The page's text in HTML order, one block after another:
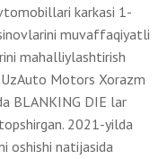
karkasi 1-
muvaffaqiyatli
mahalliylashtirish
Motors Xorazm
BLANKING DIE lar
2021-yilda
oshishi natijasida